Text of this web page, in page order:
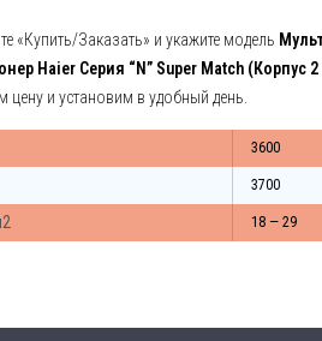
«Купить/Заказать» и укажите модель
Haier Серия “N” Super Match (Корпус 2
цену и установим в удобный день.
3600
3700
18 — 29